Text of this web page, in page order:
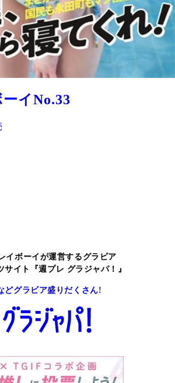
イNo.33
イボーイが運営するグラビア
サイト『週プレ グラジャパ！』
どグラビア盛りだくさん!